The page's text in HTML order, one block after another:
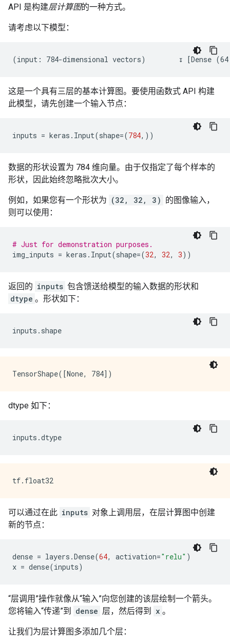
API 是构建层计算图的一种方式。
请考虑以下模型：
这是一个具有三层的基本计算图。要使用函数式 API 构建
此模型，请先创建一个输入节点：
inputs = keras . Input(shape=(784,))
数据的形状设置为 784 维向量。由于仅指定了每个样本的
形状，因此始终忽略批次大小。
例如，如果您有一个形状为 (32, 32, 3) 的图像输入，
则可以使用：
# Just for demonstration purposes.
img_inputs = keras . Input(shape=(32, 32, 3))
返回的 inputs 包含馈送给模型的输入数据的形状和
dtype 。形状如下：
inputs . shape
dtype 如下：
inputs .dtype
可以通过在此 inputs 对象上调用层，在层计算图中创建
新的节点：
dense = layers .Dense(64, activation="relu" )
x = dense(inputs)
“层调用”操作就像从“输入”向您创建的该层绘制一个箭头。
您将输入“传递”到
dense 层，然后得到 x 。
让我们为层计算图多添加几个层：